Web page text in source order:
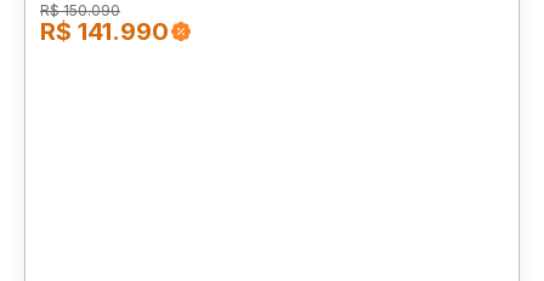
R$ 150.090
R$ 141.990